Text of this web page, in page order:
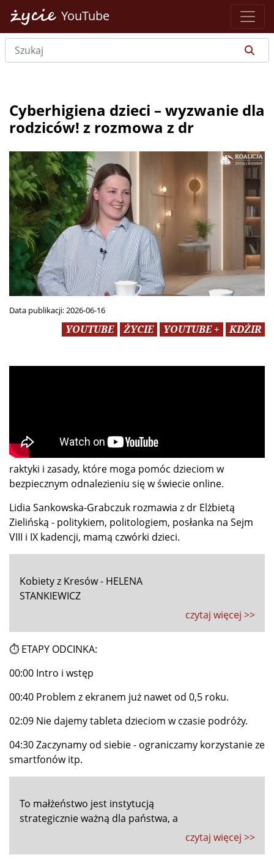
YouTube
Cyberhigiena dzieci – wyzwanie dla
rodziców! z rozmowa z dr
Data publikacji: 2026-06-16
YOUTUBE ŻYCIE YOUTUBE + KDŻIR
raktyki i zasady, które moga pomóc dzieciom w
bezpiecznym odnalezieniu się w świecie online.
Lidia Sankowska-Grabczuk rozmawia z dr Elżbietą
Zielińską - politykiem, politologiem, posłanka na Sejm
VIII i IX kadencji, mamą czwórki dzieci.
Kobiety z Kresów - HELENA
STANKIEWICZ
czytaj więcej >>
⏱ ETAPY ODCINKA:
00:00 Intro i wstęp
00:40 Problem z ekranem już nawet od 0,5 roku.
02:09 Nie dajemy tableta dzieciom w czasie podróży.
04:30 Zaczynamy od siebie - ograniczamy korzystanie ze
smartfonów itp.
To małżeństwo jest instytucją
strategicznie ważną dla państwa, a
czytaj więcej >>